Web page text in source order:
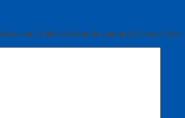
Kolom bertanda bintang (*) wajib diisi.